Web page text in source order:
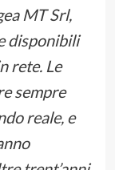
MT Srl,
disponibili
rete. Le
sempre
reale, e